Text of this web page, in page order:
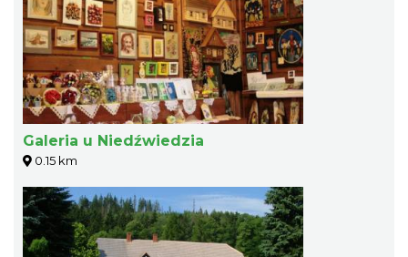
Galeria u Niedźwiedzia
0.15 km